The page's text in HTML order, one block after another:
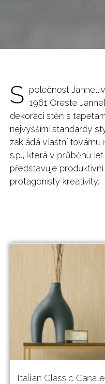
S polečnost
1961 Oreste
dekoraci stěn s
nejvyššími standardy
zakládá vlastní továrnu
s.p., která v průběhu
představuje
protagonisty kreativity.
Italian Classic